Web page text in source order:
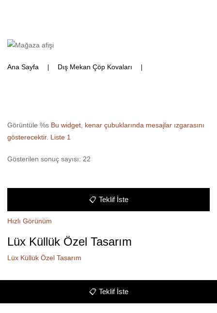
Ana Sayfa Dış Mekan Çöp Kovaları
Görüntüle %s Bu widget, kenar çubuklarında mesajlar ızgarasını
gösterecektir. Liste 1
Gösterilen sonuç sayısı: 22
📋 Teklif İste
Hızlı Görünüm
Lüx Küllük Özel Tasarım
Lüx Küllük Özel Tasarım
📋 Teklif İste